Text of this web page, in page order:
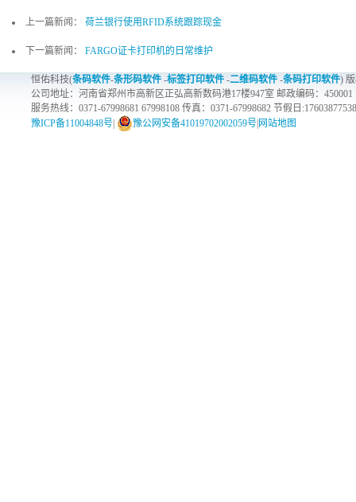
上一篇新闻： 荷兰银行使用RFID系统跟踪现金
下一篇新闻： FARGO证卡打印机的日常维护
恒佑科技(条码软件-条形码软件 -标签打印软件 -二维码软件 -条码打印软件)
公司地址：河南省郑州市高新区正弘高新数码港17楼947室 邮政编码：450001
服务热线：0371-67998681 67998108 传真：0371-67998682 节假日:17603877538
豫ICP备11004848号
豫公网安备41019702002059号 网站地图